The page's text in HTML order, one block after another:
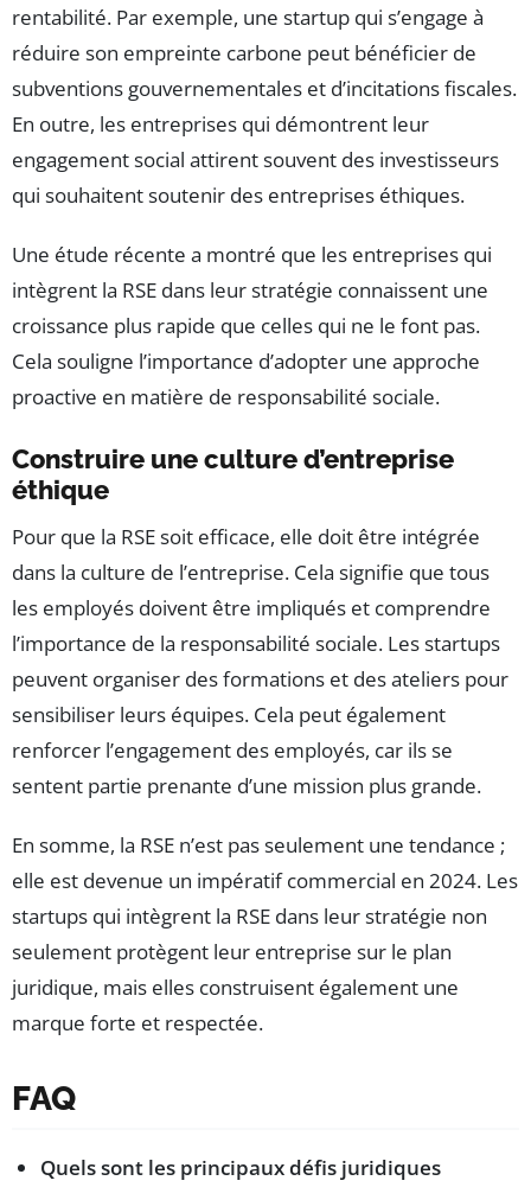
rentabilité. Par exemple, une startup qui s’engage à
réduire son empreinte carbone peut bénéficier de
subventions gouvernementales et d’incitations fiscales.
En outre, les entreprises qui démontrent leur
engagement social attirent souvent des investisseurs
qui souhaitent soutenir des entreprises éthiques.
Une étude récente a montré que les entreprises qui
intègrent la RSE dans leur stratégie connaissent une
croissance plus rapide que celles qui ne le font pas.
Cela souligne l’importance d’adopter une approche
proactive en matière de responsabilité sociale.
Construire une culture d’entreprise
éthique
Pour que la RSE soit efficace, elle doit être intégrée
dans la culture de l’entreprise. Cela signifie que tous
les employés doivent être impliqués et comprendre
l’importance de la responsabilité sociale. Les startups
peuvent organiser des formations et des ateliers pour
sensibiliser leurs équipes. Cela peut également
renforcer l’engagement des employés, car ils se
sentent partie prenante d’une mission plus grande.
En somme, la RSE n’est pas seulement une tendance ;
elle est devenue un impératif commercial en 2024. Les
startups qui intègrent la RSE dans leur stratégie non
seulement protègent leur entreprise sur le plan
juridique, mais elles construisent également une
marque forte et respectée.
FAQ
Quels sont les principaux défis juridiques